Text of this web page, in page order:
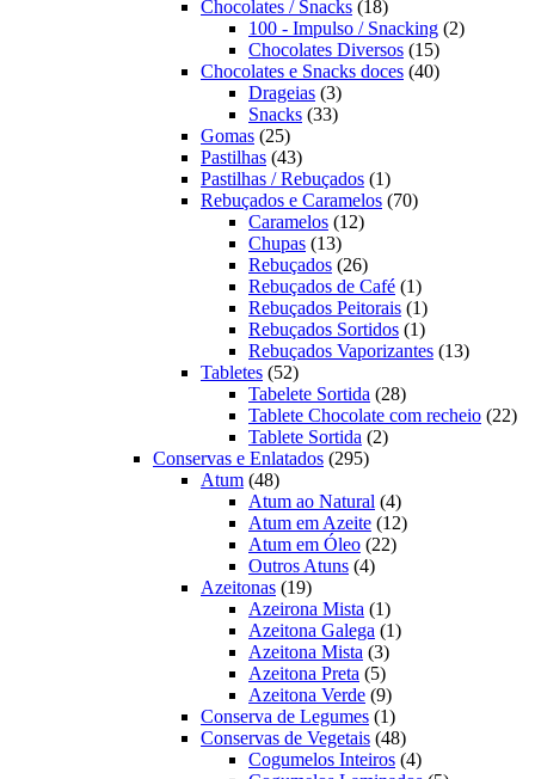
produtos
Chocolates / Snacks 1818
produtos
100 - Impulso / Snacking 22
Chocolates Diversos 1515
produtos
Chocolates e Snacks doces 4040
Drageias 33
produtos
Snacks 3333
Gomas 2525
produtos
Pastilhas 4343
produtos
Pastilhas / Rebuçados 11
produto
Rebuçados e Caramelos 7070
Caramelos 1212
Chupas 1313
produtos
Rebuçados 2626
produtos
Rebuçados de Café 11
produto
Rebuçados Peitorais 11
produto
Rebuçados Sortidos 11
produto
Rebuçados Vaporizantes 1313
Tabletes 5252
produtos
Tabelete Sortida 2828
produtos
Tablete Chocolate com recheio 2222
Tablete Sortida 22
Conservas e Enlatados 295295
Atum 4848
produtos
Atum ao Natural 44
produtos
Atum em Azeite 1212
Atum em Óleo 2222
Outros Atuns 44
Azeitonas 1919
produtos
Azeirona Mista 11
produto
Azeitona Galega 11
Azeitona Mista 33
produtos
Azeitona Preta 55
produtos
Azeitona Verde 99
produtos
Conserva de Legumes 11
produto
Conservas de Vegetais 4848
produtos
Cogumelos Inteiros 44